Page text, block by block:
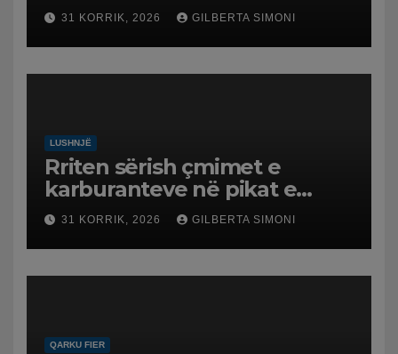
protestë.
31 KORRIK, 2026 GILBERTA SIMONI
LUSHNJË
Rriten sërish çmimet e
karburanteve në pikat e
karburanteve në Lushnjë.
Tensionet në Lindjen e
Mesme shtrenjtojnë naftën
dhe benzinën në vend
31 KORRIK, 2026 GILBERTA SIMONI
QARKU FIER